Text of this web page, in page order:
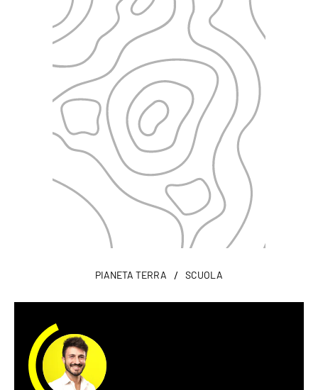
PIANETA TERRA / SCUOLA